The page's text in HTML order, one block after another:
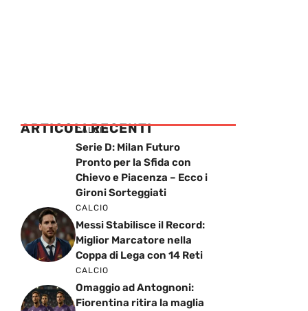
ARTICOLI RECENTI
CALCIO
Serie D: Milan Futuro
Pronto per la Sfida con
Chievo e Piacenza – Ecco i
Gironi Sorteggiati
CALCIO
Messi Stabilisce il Record:
Miglior Marcatore nella
Coppa di Lega con 14 Reti
CALCIO
Omaggio ad Antognoni:
Fiorentina ritira la maglia